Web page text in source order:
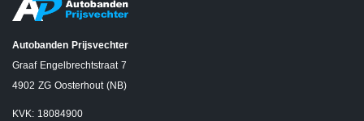
Autobanden Prijsvechter
Graaf Engelbrechtstraat 7
4902 ZG Oosterhout (NB)
KVK: 18084900